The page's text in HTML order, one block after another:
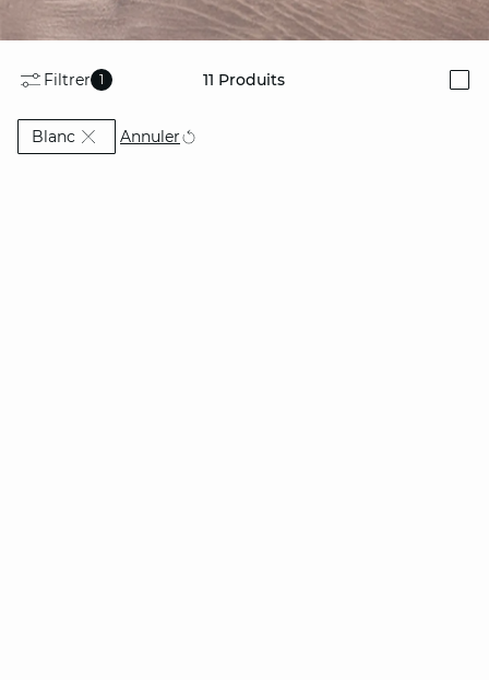
Filtrer 1 11 Produits
BlancActuellement affiné par Couleur: Blanc
Annuler